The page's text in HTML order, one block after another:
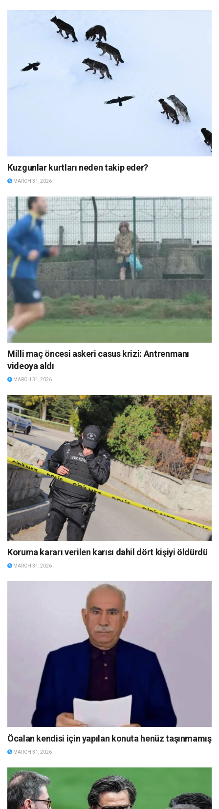
Kuzgunlar kurtları neden takip eder?
MARCH 31, 2026
Milli maç öncesi askeri casus krizi: Antrenmanı
videoya aldı
MARCH 31, 2026
Koruma kararı verilen karısı dahil dört kişiyi öldürdü
MARCH 31, 2026
Öcalan kendisi için yapılan konuta henüz taşınmamış
MARCH 31, 2026